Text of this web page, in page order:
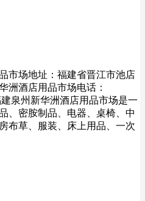
市场地址：福建省晋江市池店
洲酒店用品市场电话：
泉州新华洲酒店用品市场是一
、密胺制品、电器、桌椅、中
布草、服装、床上用品、一次